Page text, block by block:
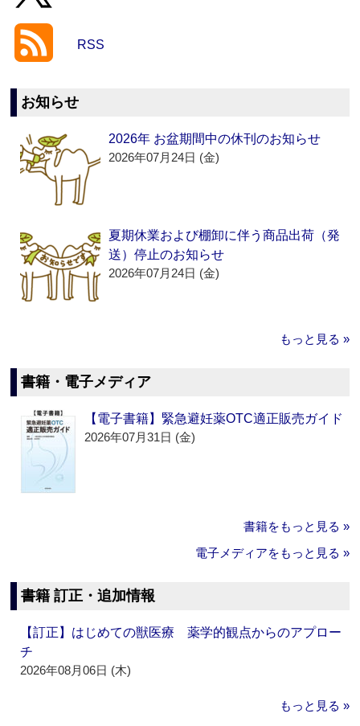
RSS
お知らせ
2026年 お盆期間中の休刊のお知らせ
2026年07月24日 (金)
夏期休業および棚卸に伴う商品出荷（発
送）停止のお知らせ
2026年07月24日 (金)
もっと見る »
書籍・電子メディア
【電子書籍】緊急避妊薬OTC適正販売ガイド
2026年07月31日 (金)
書籍をもっと見る »
電子メディアをもっと見る »
書籍 訂正・追加情報
【訂正】はじめての獣医療 薬学的観点からのアプロー
チ
2026年08月06日 (木)
もっと見る »